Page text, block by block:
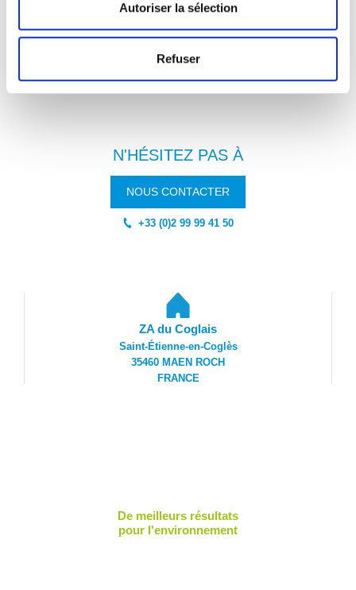
Autoriser la sélection
Refuser
N'HÉSITEZ PAS À
NOUS CONTACTER
+33 (0)2 99 99 41 50
ZA du Coglais
Saint-Étienne-en-Coglès
35460 MAEN ROCH
FRANCE
De meilleurs résultats
pour l'environnement